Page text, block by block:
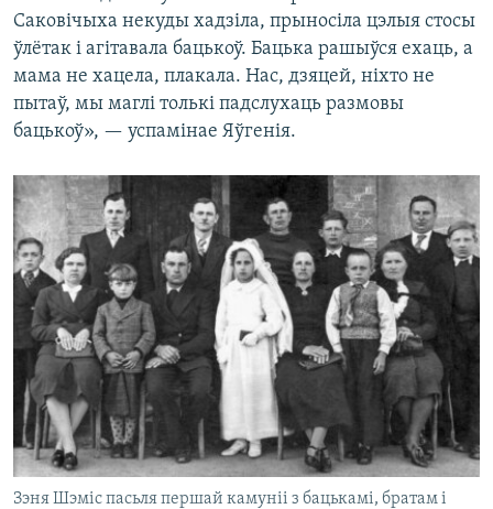
Саковічыха некуды хадзіла, прыносіла цэлыя стосы
ўлётак і агітавала бацькоў. Бацька рашыўся ехаць, а
мама не хацела, плакала. Нас, дзяцей, ніхто не
пытаў, мы маглі толькі падслухаць размовы
бацькоў», — успамінае Яўгенія.
Зэня Шэміс пасьля першай камуніі з бацькамі, братам і